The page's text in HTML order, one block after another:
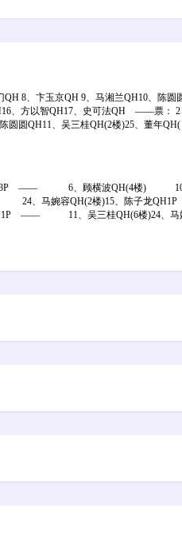
8、卞玉京QH 9、马湘兰QH10、陈
、方以智QH17、史可法QH ——票： 2
QH11、吴三桂QH(2楼)25、董年QH(
QH3P —— 6、顾横波QH(4楼)
24、马婉容QH(2楼)15、陈子龙
QH1P —— 11、吴三桂QH(6楼